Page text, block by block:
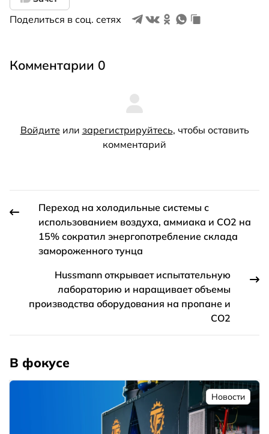
Поделиться в соц. сетях
Комментарии 0
Войдите или зарегистрируйтесь, чтобы оставить
комментарий
Переход на холодильные системы с
использованием воздуха, аммиака и CO2 на
15% сократил энергопотребление склада
замороженного тунца
Hussmann открывает испытательную
лабораторию и наращивает объемы
производства оборудования на пропане и
СО2
В фокусе
Новости